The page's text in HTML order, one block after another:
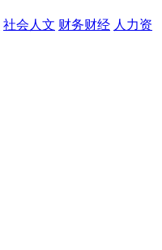
社会人文 财务财经 人力资